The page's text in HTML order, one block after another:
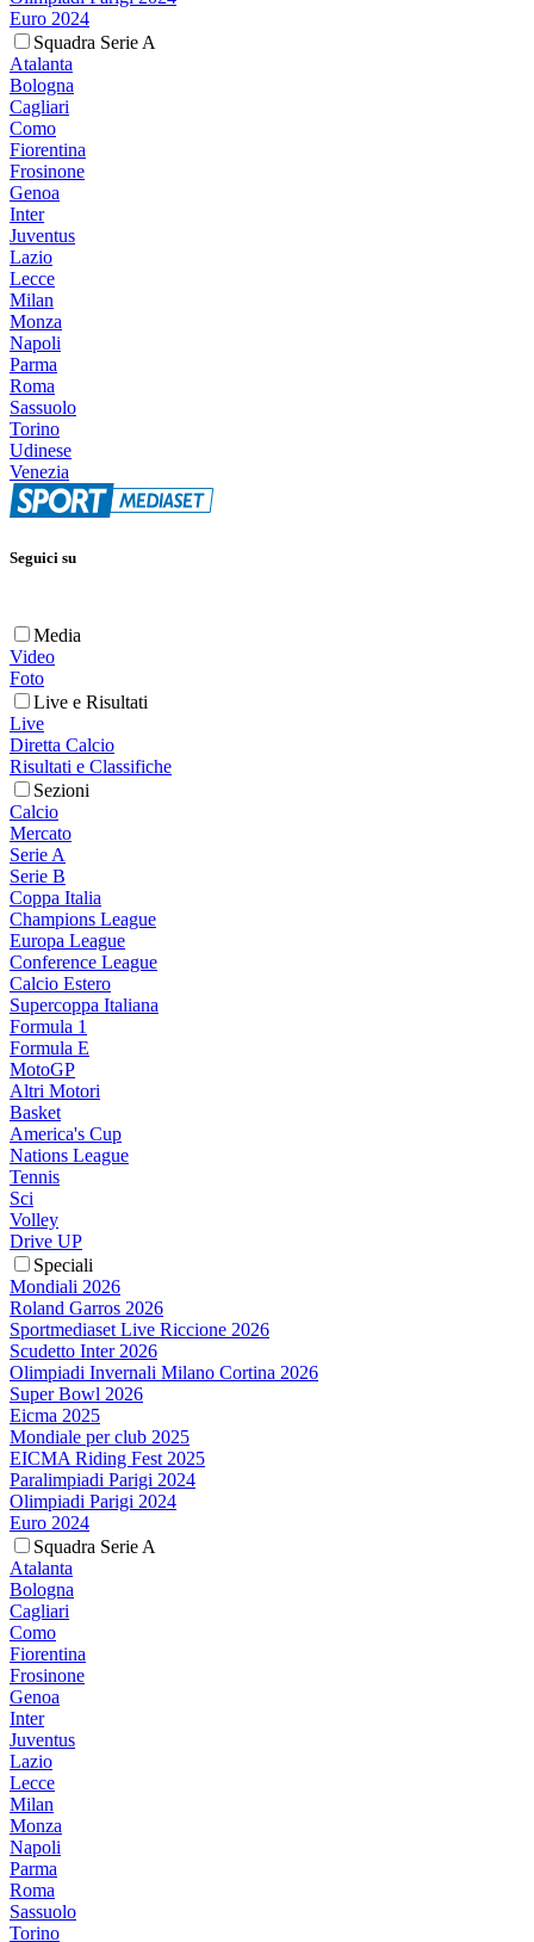
Euro 2024
Squadra Serie A
Atalanta
Bologna
Cagliari
Como
Fiorentina
Frosinone
Genoa
Inter
Juventus
Lazio
Lecce
Milan
Monza
Napoli
Parma
Roma
Sassuolo
Torino
Udinese
Venezia
Seguici su
Media
Video
Foto
Live e Risultati
Live
Diretta Calcio
Risultati e Classifiche
Sezioni
Calcio
Mercato
Serie A
Serie B
Coppa Italia
Champions League
Europa League
Conference League
Calcio Estero
Supercoppa Italiana
Formula 1
Formula E
MotoGP
Altri Motori
Basket
America's Cup
Nations League
Tennis
Sci
Volley
Drive UP
Speciali
Mondiali 2026
Roland Garros 2026
Sportmediaset Live Riccione 2026
Scudetto Inter 2026
Olimpiadi Invernali Milano Cortina 2026
Super Bowl 2026
Eicma 2025
Mondiale per club 2025
EICMA Riding Fest 2025
Paralimpiadi Parigi 2024
Olimpiadi Parigi 2024
Euro 2024
Squadra Serie A
Atalanta
Bologna
Cagliari
Como
Fiorentina
Frosinone
Genoa
Inter
Juventus
Lazio
Lecce
Milan
Monza
Napoli
Parma
Roma
Sassuolo
Torino